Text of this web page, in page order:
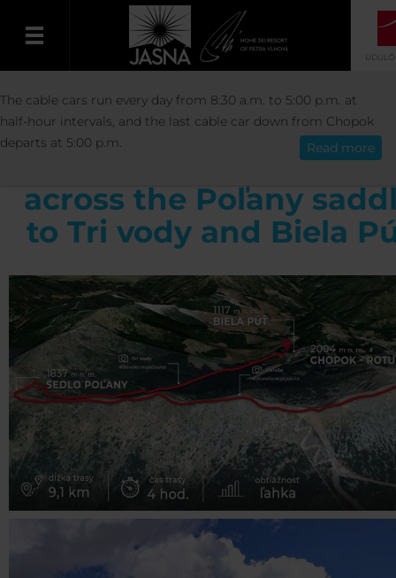
Magyar
AKTIVITÁSOK SPORT
TRIPS AND
MT CHOPOK - POĽANA - TRI VODY
ROUTE from Mt
across the Poľany
to Tri vody and Biela
The cable cars run every day from 8:30 a.m. to 5:00 p.m. at
half-hour intervals, and the last cable car down from Chopok
departs at 5:00 p.m.
Read more